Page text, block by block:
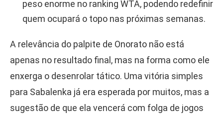
peso enorme no ranking WTA, podendo redefinir
quem ocupará o topo nas próximas semanas.
A relevância do palpite de Onorato não está
apenas no resultado final, mas na forma como ele
enxerga o desenrolar tático. Uma vitória simples
para Sabalenka já era esperada por muitos, mas a
sugestão de que ela vencerá com folga de jogos